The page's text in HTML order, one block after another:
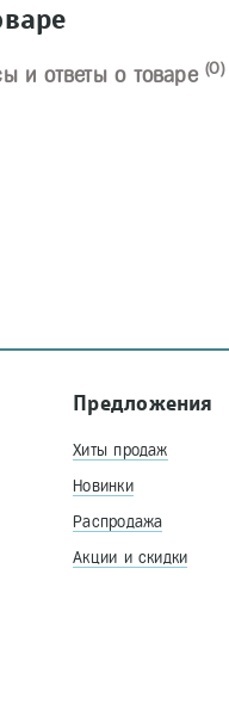
и ответы о товаре(0)
Предложения
Хиты продаж
Новинки
Распродажа
Акции и скидки